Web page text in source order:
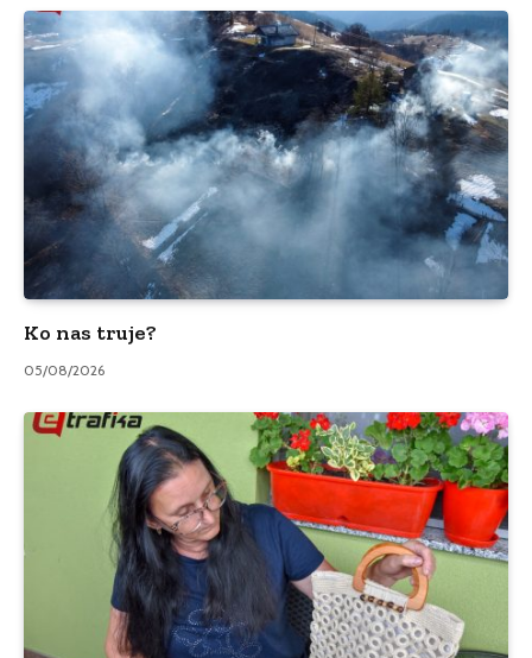
Ko nas truje?
05/08/2026